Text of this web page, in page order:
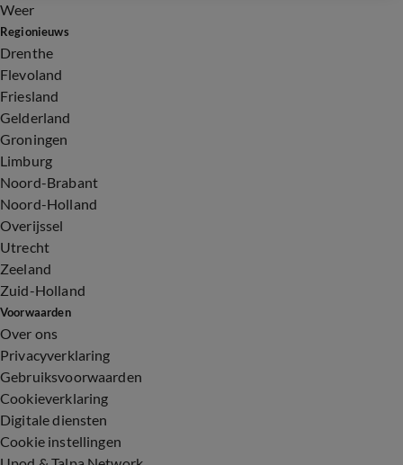
Weer
Regionieuws
Drenthe
Flevoland
Friesland
Gelderland
Groningen
Limburg
Noord-Brabant
Noord-Holland
Overijssel
Utrecht
Zeeland
Zuid-Holland
Voorwaarden
Over ons
Privacyverklaring
Gebruiksvoorwaarden
Cookieverklaring
Digitale diensten
Cookie instellingen